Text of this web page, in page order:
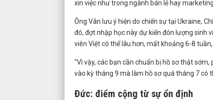
xin việc như trong ngành bán lẻ hay
Ông Vân lưu ý hiện do chiến sự tại Ukraine,
đó, đợt nhập học này dự kiến đón lượng sinh
viên Việt có thể lâu hơn, mất khoảng 6-8
"Vì vậy, các bạn cần chuẩn bị hồ sơ thật
vào kỳ tháng 9 mà làm hồ sơ quá tháng 7 có
Đức: điểm cộng từ sự ổn định